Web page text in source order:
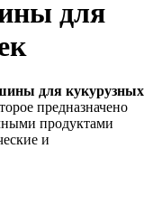
для
для кукурузных
предназначено
продуктами
и